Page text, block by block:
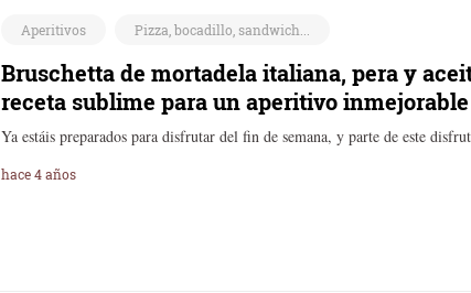
Aperitivos Pizza, bocadillo, sandwich...
Bruschetta de mortadela italiana, pera y
receta sublime para un aperitivo inmejorable
Ya estáis preparados para disfrutar del fin de semana, y parte de este
hace 4 años